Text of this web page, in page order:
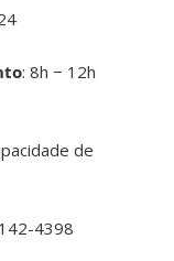
: 8h − 12h
de
4398